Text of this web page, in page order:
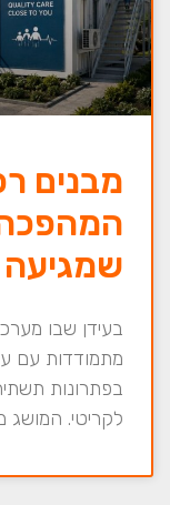
מבנים
שמגיעה
בעידן שבו
מתמודדות עם
בפתרונות
לקריטי. המושג